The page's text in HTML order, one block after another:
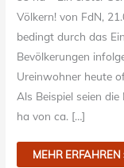
Völkern! von FdN,
bedingt durch das
Bevölkerungen
Ureinwohner heute
Als Beispiel seien
ha von ca. […]
MEHR ERFAHREN